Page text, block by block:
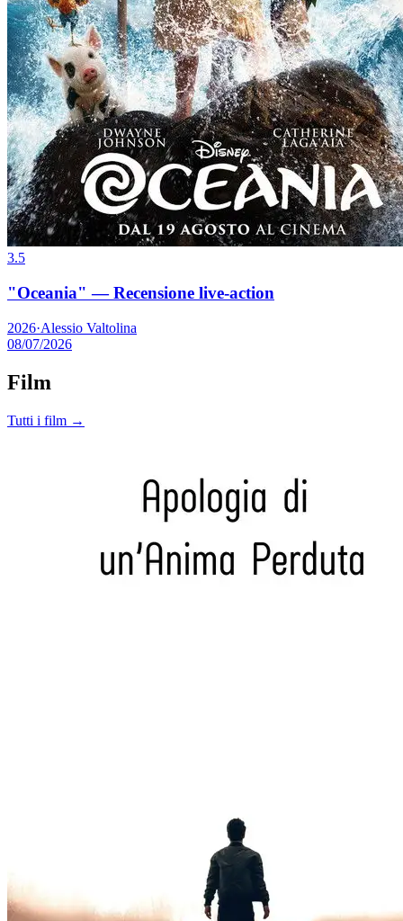
3.5
"Oceania" — Recensione live-action
2026·Alessio Valtolina
08/07/2026
Film
Tutti i film →